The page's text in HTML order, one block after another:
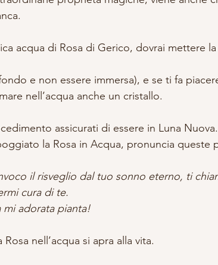
acqua di Rosa di Gerico, dovrai mettere
e non essere immersa), e se ti fa
nell’acqua anche un cristallo.
assicurati di essere in Luna Nuova.
la Rosa in Acqua, pronuncia queste
il risveglio dal tuo sonno eterno, ti
cura di te.
mi adorata pianta!
nell’acqua si apra alla vita.